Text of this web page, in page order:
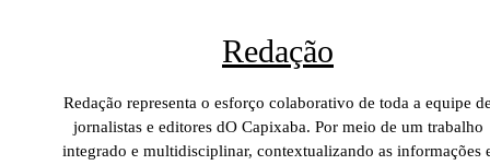
Redação
Redação representa o esforço colaborativo de toda a equipe
jornalistas e editores dO Capixaba. Por meio de um trabalho
integrado e multidisciplinar, contextualizando as informações